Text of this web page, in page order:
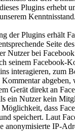
Plugins erhebt
Kenntnisstand.
der Plugins erhält
Seite
Nutzer bei
seinem Facebook-
interagieren, zum
abgeben,
Gerät direkt an
ein Nutzer kein
dass
speichert. Laut
anonymisierte IP-